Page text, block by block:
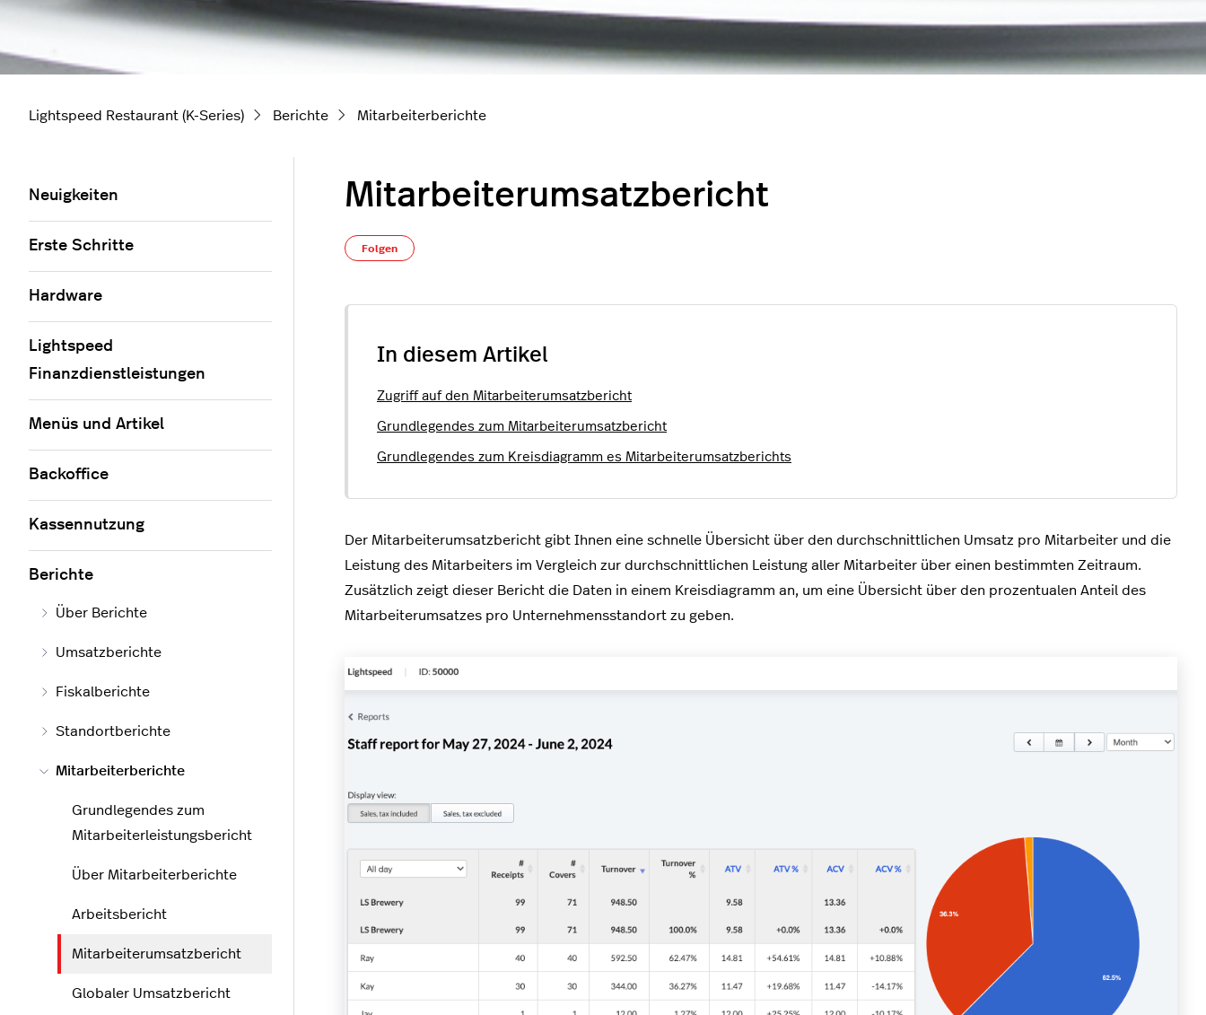
Lightspeed Restaurant (K-Series) Berichte Mitarbeiterberichte
Mitarbeiterumsatzbericht
Folgen
In diesem Artikel
Zugriff auf den Mitarbeiterumsatzbericht
Grundlegendes zum Mitarbeiterumsatzbericht
Grundlegendes zum Kreisdiagramm es Mitarbeiterumsatzberichts
Der Mitarbeiterumsatzbericht gibt Ihnen eine schnelle Übersicht über den durchschnittlichen Umsatz pro Mitarbeiter und die
Leistung des Mitarbeiters im Vergleich zur durchschnittlichen Leistung aller Mitarbeiter über einen bestimmten Zeitraum.
Zusätzlich zeigt dieser Bericht die Daten in einem Kreisdiagramm an, um eine Übersicht über den prozentualen Anteil des
Mitarbeiterumsatzes pro Unternehmensstandort zu geben.
Neuigkeiten
Erste Schritte
Hardware
Lightspeed
Finanzdienstleistungen
Menüs und Artikel
Backoffice
Kassennutzung
Berichte
Über Berichte
Umsatzberichte
Fiskalberichte
Standortberichte
Mitarbeiterberichte
Grundlegendes zum
Mitarbeiterleistungsbericht
Über Mitarbeiterberichte
Arbeitsbericht
Mitarbeiterumsatzbericht
Globaler Umsatzbericht